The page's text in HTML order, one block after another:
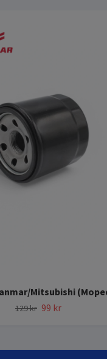
Mitsubishi
129 kr 99 kr